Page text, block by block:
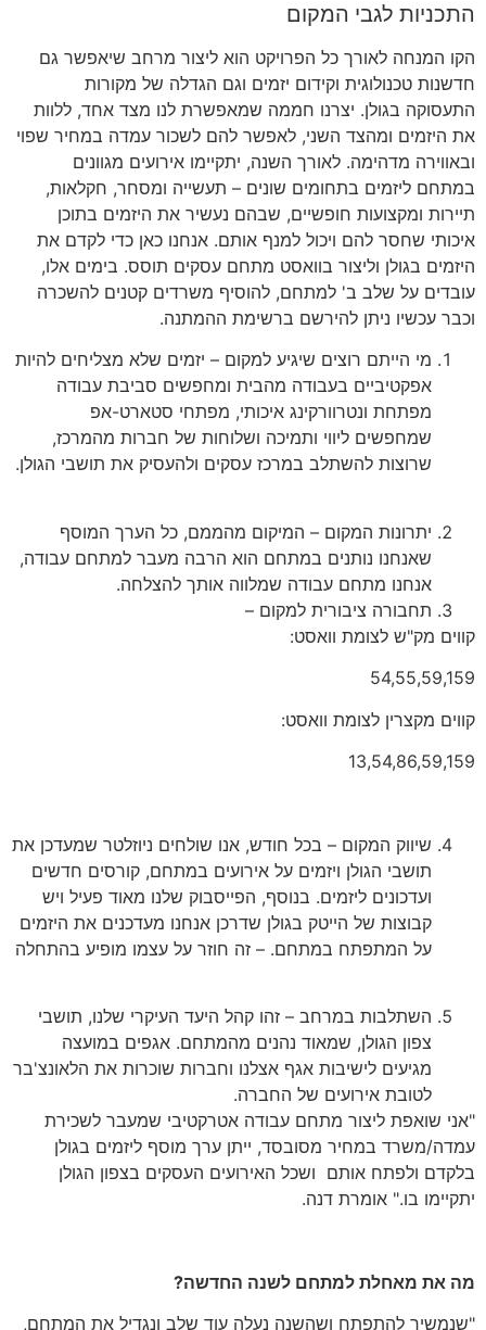
התכניות לגבי המקום
הקו המנחה לאורך כל הפרויקט הוא ליצור מרחב שיאפשר גם
חדשנות טכנולוגית וקידום יזמים וגם הגדלה של מקורות
התעסוקה בגולן. יצרנו חממה שמאפשרת לנו מצד אחד, ללוות
את היזמים ומהצד השני, לאפשר להם לשכור עמדה במחיר שפוי
ובאווירה מדהימה. לאורך השנה, יתקיימו אירועים מגוונים
במתחם ליזמים בתחומים שונים – תעשייה ומסחר, חקלאות,
תיירות ומקצועות חופשיים, שבהם נעשיר את היזמים בתוכן
איכותי שחסר להם ויכול למנף אותם. אנחנו כאן כדי לקדם את
היזמים בגולן וליצור בוואסט מתחם עסקים תוסס. בימים אלו,
עובדים על שלב ב' למתחם, להוסיף משרדים קטנים להשכרה
וכבר עכשיו ניתן להירשם ברשימת ההמתנה.
מי הייתם רוצים שיגיע למקום – יזמים שלא מצליחים להיות
אפקטיביים בעבודה מהבית ומחפשים סביבת עבודה
מפתחת ונטרוורקינג איכותי, מפתחי סטארט-אפ
שמחפשים ליווי ותמיכה ושלוחות של חברות מהמרכז,
שרוצות להשתלב במרכז עסקים ולהעסיק את תושבי הגולן.
יתרונות המקום – המיקום מהממם, כל הערך המוסף
שאנחנו נותנים במתחם הוא הרבה מעבר למתחם עבודה,
אנחנו מתחם עבודה שמלווה אותך להצלחה.
תחבורה ציבורית למקום –
קווים מק"ש לצומת וואסט:
54,55,59,159
קווים מקצרין לצומת וואסט:
13,54,86,59,159
שיווק המקום – בכל חודש, אנו שולחים ניוזלטר שמעדכן את
תושבי הגולן ויזמים על אירועים במתחם, קורסים חדשים
ועדכונים ליזמים. בנוסף, הפייסבוק שלנו מאוד פעיל ויש
קבוצות של הייטק בגולן שדרכן אנחנו מעדכנים את היזמים
על המתפתח במתחם. – זה חוזר על עצמו מופיע בהתחלה
השתלבות במרחב – זהו קהל היעד העיקרי שלנו, תושבי
צפון הגולן, שמאוד נהנים מהמתחם. אגפים במועצה
מגיעים לישיבות אגף אצלנו וחברות שוכרות את הלאונצ'בר
לטובת אירועים של החברה.
"אני שואפת ליצור מתחם עבודה אטרקטיבי שמעבר לשכירת
עמדה/משרד במחיר מסובסד, ייתן ערך מוסף ליזמים בגולן
בלקדם ולפתח אותם ושכל האירועים העסקים בצפון הגולן
יתקיימו בו." אומרת דנה.
מה את מאחלת למתחם לשנה החדשה?
"שנמשיך להתפתח ושהשנה נעלה עוד שלב ונגדיל את המתחם,